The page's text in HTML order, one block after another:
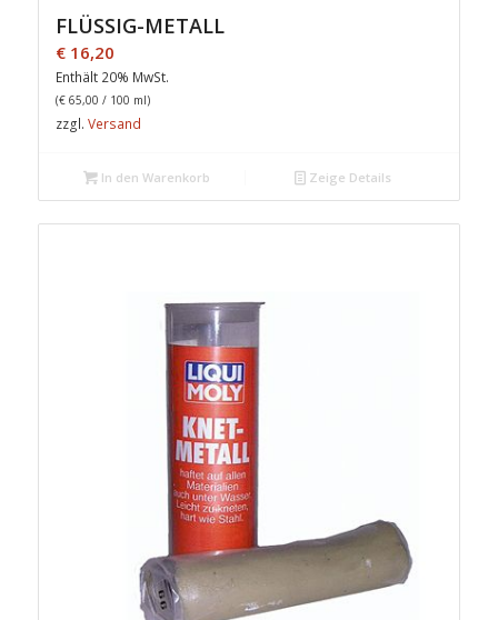
FLÜSSIG-METALL
€16,20
Enthält 20% MwSt.
(€65,00 / 100 ml)
zzgl. Versand
In den Warenkorb Zeige Details